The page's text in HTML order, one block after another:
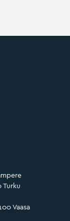
Turku
Vaasa